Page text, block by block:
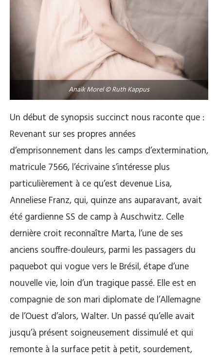
Anaïk Morel © Ruth Kappus
Un début de synopsis succinct nous raconte que :
Revenant sur ses propres années
d’emprisonnement dans les camps d’extermination,
matricule 7566, l’écrivaine s’intéresse plus
particulièrement à ce qu’est devenue Lisa,
Anneliese Franz, qui, quinze ans auparavant, avait
été gardienne SS de camp à Auschwitz. Celle
dernière croit reconnaître Marta, l’une de ses
anciens souffre-douleurs, parmi les passagers du
paquebot qui vogue vers le Brésil, étape d’une
nouvelle vie, loin d’un tragique passé. Elle est en
compagnie de son mari diplomate de l’Allemagne
de l’Ouest d’alors, Walter. Un passé qu’elle avait
jusqu’à présent soigneusement dissimulé et qui
remonte à la surface petit à petit, sourdement,